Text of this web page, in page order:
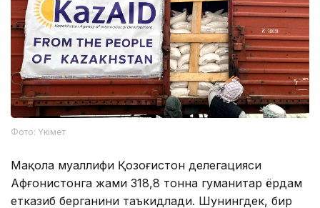
Фото: Үкімет
Мақола муаллифи Қозоғистон делегацияси
Афғонистонга жами 318,8 тонна гуманитар ёрдам
етказиб берганини таъкидлади. Шунингдек, бир